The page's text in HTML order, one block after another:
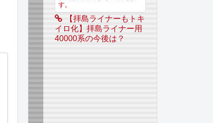
す。
【拝島ライナーもトキ
イロ化】拝島ライナー用
40000系の今後は？